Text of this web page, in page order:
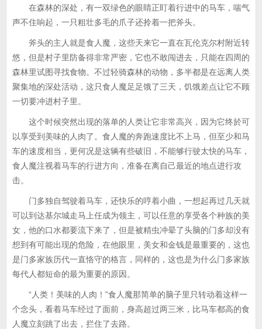
在森林的深处，有一双绿色的眼睛正盯着行进中的马车，喘气
声不住响起，一只粗壮多毛的爪子还拎着一把斧头。
斧头的主人就是食人魔，这些天来它一直在瓦伦克尔村附近转
悠，但是村子里防备得非常严密，它也不敢闯进去，只能在四周的
森林里试图寻找食物。不过轻骑森林的动物，多半都是在远离人类
聚集地的深处活动，这只食人魔足足饿了三天，饥饿差点让它不顾
一切要冲进村子里。
这个时候突然出现的落单的人类让它非常高兴，因为它终於可
以享受到美味的人肉了。食人魔的奔跑速度比不上马，但至少和马
车的速度相当，更何况是这辆有些破旧，不能够行驶太快的马车，
食人魔注视着马车的行进方向，准备在离自己最近的地点进行攻
击。
门多独自驾驶着马车，还快乐的哼着小曲，一想起再过几天就
可以到达基尔城走马上任成为领主，可以任意的享受各个种族的美
女，他的口水都要流下来了，但是被精虫冲晕了头脑的门多却没有
想到有可能出现的危险，在他眼里，美女和金钱是最重要的，这也
是门多家族历代一直恪守的格言，同样的，这也是为什么门多家族
每代人都短命的最为重要的原因。
“人类！美味的人肉！”食人魔那简单的脑子里只转动着这样一
个念头，看着马车经过了面前，身高超过两三米，比马车都高的食
人魔立刻跳了出去，拦住了去路。